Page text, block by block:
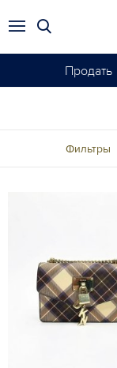
Продать
Фильтры